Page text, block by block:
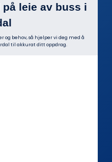
leie av buss i
og behov, så hjelper vi deg med å
til akkurat ditt oppdrag.